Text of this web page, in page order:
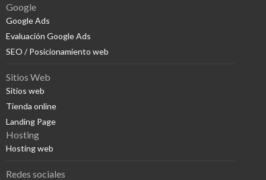
Google
Google Ads
Evaluación Google Ads
SEO / Posicionamiento web
Sitios Web
Sitios web
Tienda online
Landing Page
Hosting
Hosting web
Redes sociales